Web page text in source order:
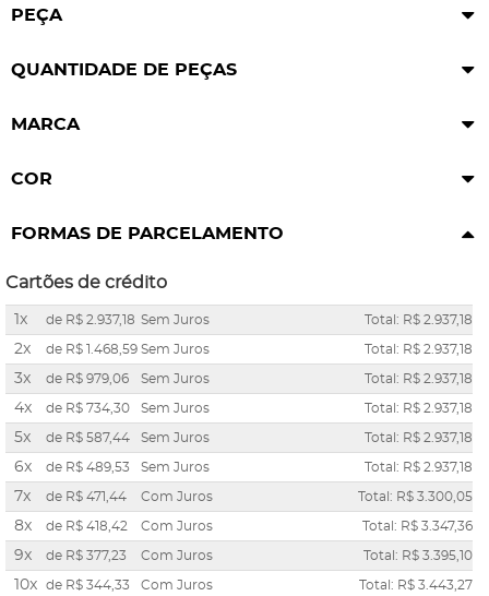
PEÇA
QUANTIDADE DE PEÇAS
MARCA
COR
FORMAS DE PARCELAMENTO
Cartões de crédito
1x de R$ 2.937,18 Sem Juros Total: R$ 2.937,18
2x de R$ 1.468,59 Sem Juros Total: R$ 2.937,18
3x de R$ 979,06 Sem Juros Total: R$ 2.937,18
4x de R$ 734,30 Sem Juros Total: R$ 2.937,18
5x de R$ 587,44 Sem Juros Total: R$ 2.937,18
6x de R$ 489,53 Sem Juros Total: R$ 2.937,18
7x de R$ 471,44 Com Juros Total: R$ 3.300,05
8x de R$ 418,42 Com Juros Total: R$ 3.347,36
9x de R$ 377,23 Com Juros Total: R$ 3.395,10
10x de R$ 344,33 Com Juros Total: R$ 3.443,27